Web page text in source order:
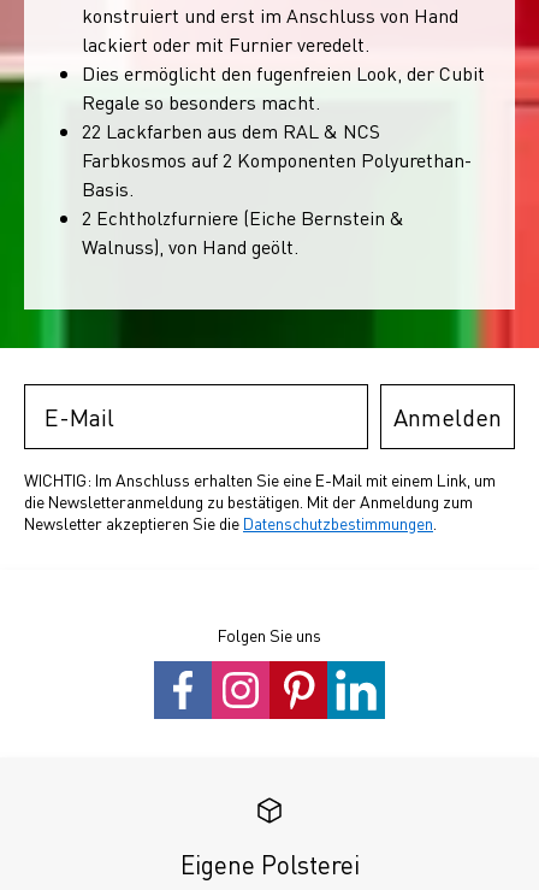
konstruiert und erst im Anschluss von Hand
lackiert oder mit Furnier veredelt.
Dies ermöglicht den fugenfreien Look, der Cubit
Regale so besonders macht.
22 Lackfarben aus dem RAL & NCS
Farbkosmos auf 2 Komponenten Polyurethan-
Basis.
2 Echtholzfurniere (Eiche Bernstein &
Walnuss), von Hand geölt.
Anmelden
WICHTIG: Im Anschluss erhalten Sie eine E-Mail mit einem Link, um
die Newsletteranmeldung zu bestätigen. Mit der Anmeldung zum
Newsletter akzeptieren Sie die Datenschutzbestimmungen
Folgen Sie uns
Eigene Polsterei